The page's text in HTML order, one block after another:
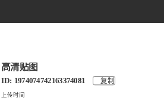
高清贴图
ID: 1974074742163374081 复制
上传时间